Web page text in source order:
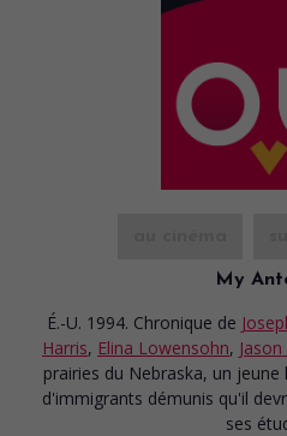
My
É.-U. 1994. Chronique de
Harris, Elina Lowensohn,
prairies du Nebraska, un
d'immigrants démunis qu'il
ses